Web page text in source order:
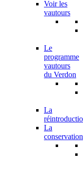
Voir les
vautours
Le
programme
vautours
du Verdon
La
La
conservation